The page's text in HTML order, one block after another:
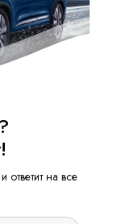
ответит на все